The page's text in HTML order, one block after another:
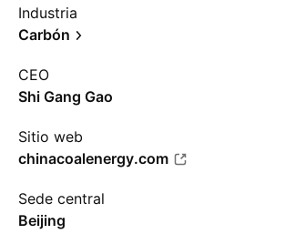
Industria
Carbón
CEO
Shi Gang Gao
Sitio web
chinacoalenergy.com
Sede central
Beijing